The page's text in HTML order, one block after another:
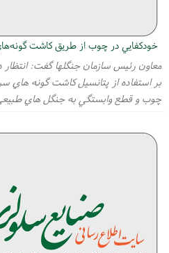
خودكفايي در چوب از طريق كاشت
معاون رئيس سازمان جنگلها گفت: انتظار
بر استفاده از پتانسيل كاشت گونه هاي
چوب و قطع وابستگي به جنگل هاي